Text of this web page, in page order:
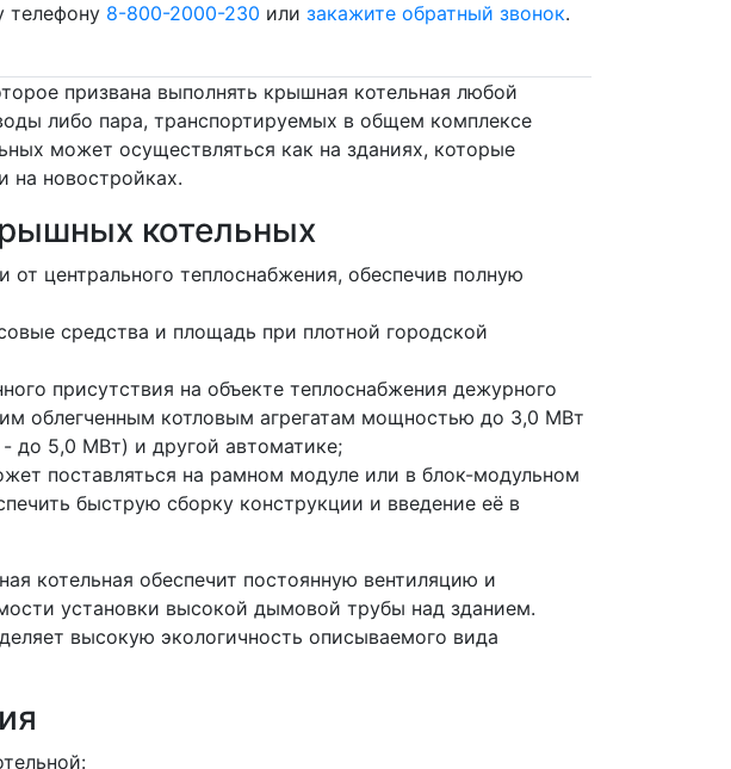
телефону 8-800-2000-230 или закажите обратный звонок.
призвана выполнять крышная котельная любой
либо пара, транспортируемых в общем комплексе
может осуществляться как на зданиях, которые
на новостройках.
котельных
центрального теплоснабжения, обеспечив полную
средства и площадь при плотной городской
присутствия на объекте теплоснабжения дежурного
облегченным котловым агрегатам мощностью до 3,0 МВт
до 5,0 МВт) и другой автоматике;
поставляться на рамном модуле или в блок-модульном
быструю сборку конструкции и введение её в
котельная обеспечит постоянную вентиляцию и
установки высокой дымовой трубы над зданием.
высокую экологичность описываемого вида